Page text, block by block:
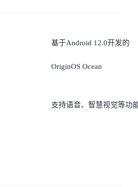
基于Android 12.0开发的
OriginOS Ocean
支持语音、智慧视觉等功